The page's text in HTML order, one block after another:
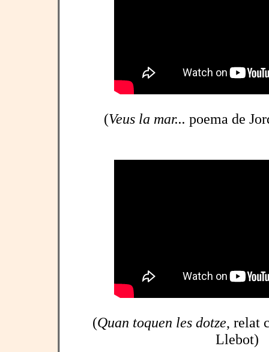
(Veus la mar... poema de
(Quan toquen les dotze, relat
Llebot)